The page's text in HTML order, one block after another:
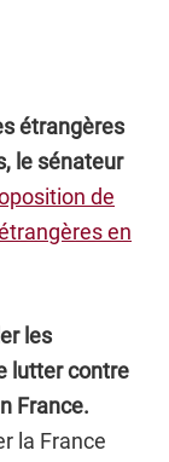
étrangères
le sénateur
de
en
les
lutter contre
France.
la France